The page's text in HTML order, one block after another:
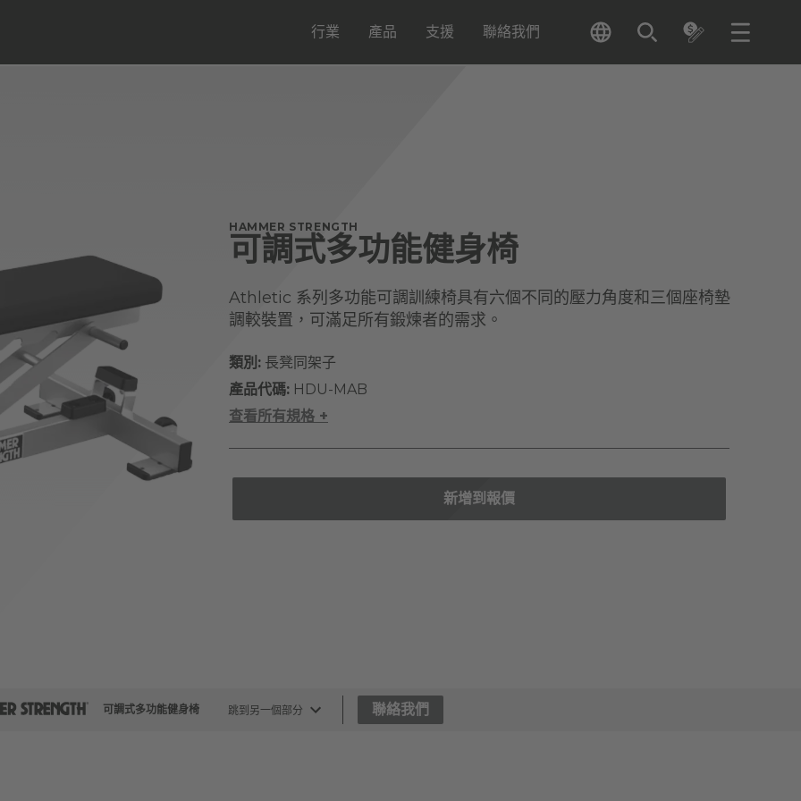
行業 產品 支援 聯絡我們
HAMMER STRENGTH
可調式多功能健身椅
Athletic 系列多功能可調訓練椅具有六個不同的壓力角度和三個座椅墊
調較裝置，可滿足所有鍛煉者的需求。
類別: 長凳同架子
產品代碼: HDU-MAB
查看所有規格 +
新增到報價
可調式多功能健身椅 跳到另一個部分 聯絡我們